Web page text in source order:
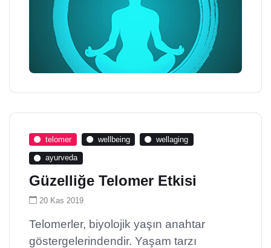
telomer wellbeing wellaging
ayurveda
Güzelliğe Telomer Etkisi
20 Kas 2019
Telomerler, biyolojik yaşın anahtar
göstergelerindendir. Yaşam tarzı